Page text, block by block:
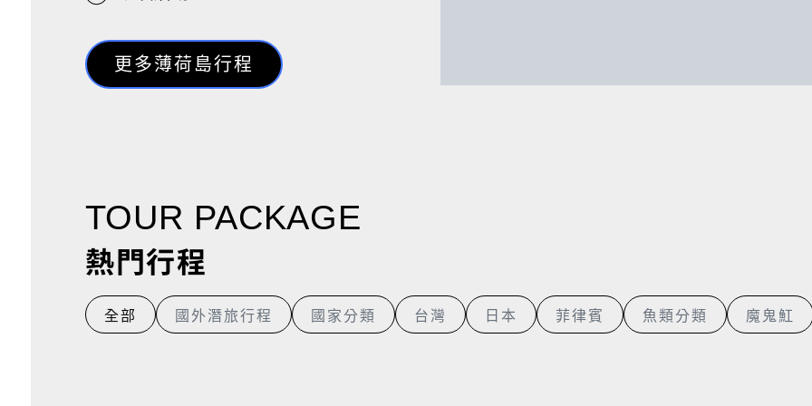
更多薄荷島行程
TOUR PACKAGE
熱門行程
國外潛旅行程 國家分類 台灣 日本 菲律賓 魚類分類 魔鬼魟
全部
薄荷島海陸遊
5天4夜
NT$ 26,000+